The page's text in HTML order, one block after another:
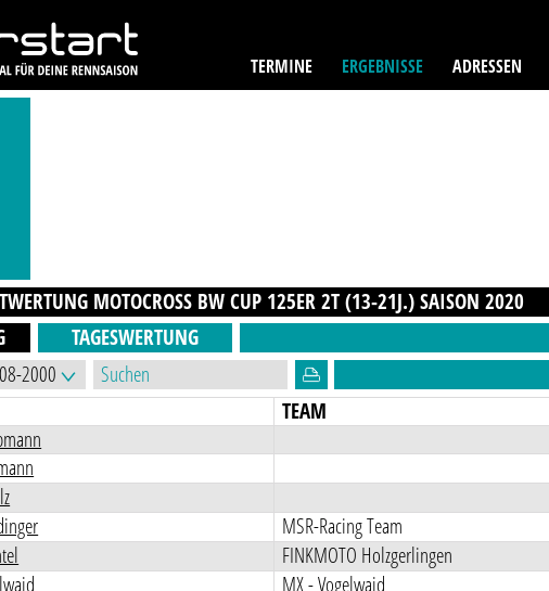
TERMINE ERGEBNISSE ADRESSEN
MOTOCROSS BW CUP 125ER 2T (13-21J.)SAISON2020
TAGESWERTUNG
TEAM
MSR-Racing Team
FINKMOTO Holzgerlingen
MX - Vogelwaid